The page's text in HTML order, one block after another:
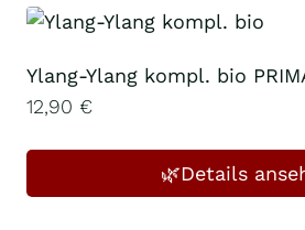
Ylang-Ylang kompl. bio
12,90 €
🌿Details